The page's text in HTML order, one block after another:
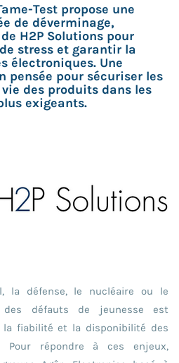
Test propose une
de déverminage,
H2P Solutions pour
stress et garantir la
électroniques. Une
pensée pour sécuriser les
des produits dans les
exigeants.
la défense, le nucléaire ou le
défauts de jeunesse est
fiabilité et la disponibilité des
Pour répondre à ces enjeux,